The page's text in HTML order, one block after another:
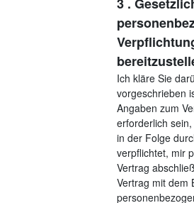
Ich kläre Sie
vorgeschrieben
Angaben zum
erforderlich
in der Folge
verpflichtet, mir
Vertrag
Vertrag mit dem